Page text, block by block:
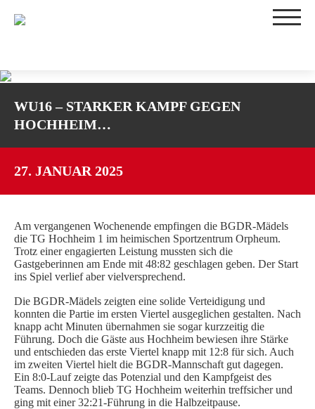
TEAMS
1. DAMEN
2. DAMEN
3. DAMEN
WU16-1
WU14-2
WU12
WU10
TRAININGSZEITEN
SPIELBETRIEB
SPIELORGANISATION
SPIELPLÄNE UND ERGEBNISSE
BGDR-INSIDE
WER WIR SIND…
WU16 – STARKER KAMPF GEGEN
HOCHHEIM…
27. JANUAR 2025
Am vergangenen Wochenende empfingen die BGDR-Mädels
die TG Hochheim 1 im heimischen Sportzentrum Orpheum.
Trotz einer engagierten Leistung mussten sich die
Gastgeberinnen am Ende mit 48:82 geschlagen geben. Der Start
ins Spiel verlief aber vielversprechend.
Die BGDR-Mädels zeigten eine solide Verteidigung und
konnten die Partie im ersten Viertel ausgeglichen gestalten. Nach
knapp acht Minuten übernahmen sie sogar kurzzeitig die
Führung. Doch die Gäste aus Hochheim bewiesen ihre Stärke
und entschieden das erste Viertel knapp mit 12:8 für sich. Auch
im zweiten Viertel hielt die BGDR-Mannschaft gut dagegen.
Ein 8:0-Lauf zeigte das Potenzial und den Kampfgeist des
Teams. Dennoch blieb TG Hochheim weiterhin treffsicher und
ging mit einer 32:21-Führung in die Halbzeitpause.